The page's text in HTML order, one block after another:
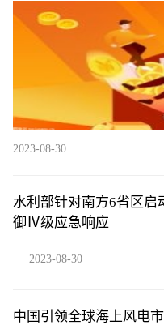
2023-08-30
水利部针对南方6省区启
御Ⅳ级应急响应
2023-08-30
中国引领全球海上风电